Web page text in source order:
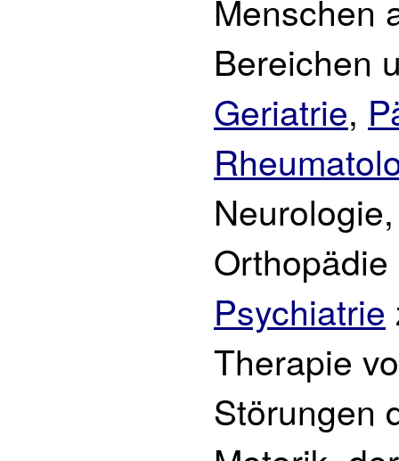
Menschen
Bereichen
Geriatrie,
Neurologie,
Psychiatrie
Therapie
Störungen